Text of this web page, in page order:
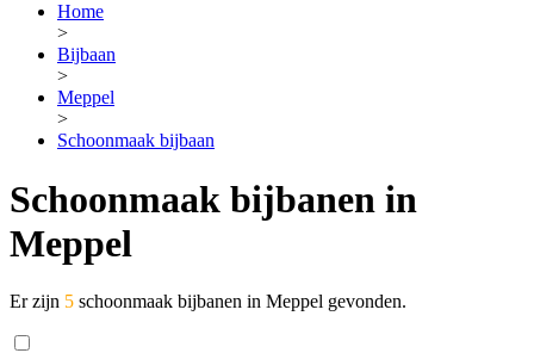
Home
>
Bijbaan
>
Meppel
>
Schoonmaak bijbaan
Schoonmaak bijbanen in
Meppel
Er zijn 5 schoonmaak bijbanen in Meppel gevonden.